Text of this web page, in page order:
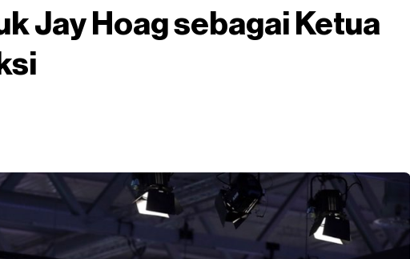
Jay Hoag sebagai Ketua